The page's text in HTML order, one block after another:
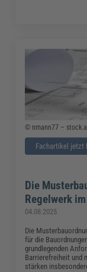
© nmann77 –
Fachartikel jetzt
Die
Regelwerk
04.08.2025
Die
für die
grundlegenden
Barrierefreiheit und
stärken